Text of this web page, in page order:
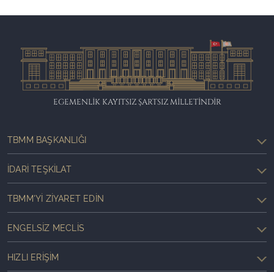
EGEMENLİK KAYITSIZ ŞARTSIZ MİLLETİNDİR
TBMM BAŞKANLIĞI
İDARI TEŞKILAT
TBMM'YI ZIYARET EDIN
ENGELSIZ MECLIS
HIZLI ERIŞIM